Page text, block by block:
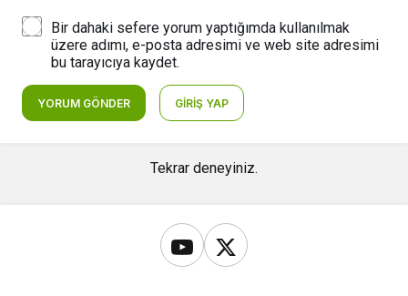
Bir dahaki sefere yorum yaptığımda kullanılmak
üzere adımı, e-posta adresimi ve web site adresimi
bu tarayıcıya kaydet.
YORUM GÖNDER GIRIŞ YAP
Tekrar deneyiniz.